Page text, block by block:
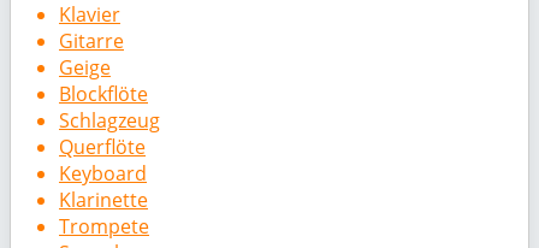
Klavier
Gitarre
Geige
Blockflöte
Schlagzeug
Querflöte
Keyboard
Klarinette
Trompete